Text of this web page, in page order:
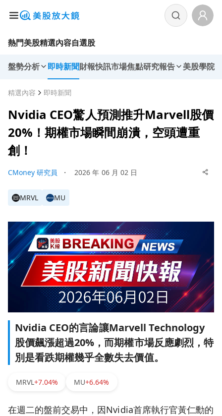
熱門美股精選內容自選股
盤勢分析 即時新聞財報快訊市場焦點研究報告 美股學院
精選內容 即時新聞
Nvidia CEO驚人預測推升Marvell股價
20%！期權市場瞬間崩潰，空頭遭重
創！
CMoney 研究員 ・ 2026 年 06 月 02 日
MRVL MU
Nvidia CEO的言論讓Marvell Technology
股價飆漲超過20%，而期權市場反應劇烈，特
別是看跌期權幾乎全數失去價值。
MRVL+7.04% MU+6.64%
在週二的盤前交易中，因Nvidia首席執行官黃仁勳的